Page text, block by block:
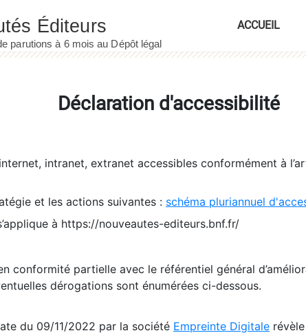
ACCUEIL
Déclaration d'accessibilité
intranet, extranet accessibles conformément à
et les actions suivantes : schéma pluriannuel
à https://nouveautes-editeurs.bnf.fr/
conformité partielle avec le référentiel général
dérogations sont énumérées ci-dessous.
du 09/11/2022 par la société Empreinte Digitale